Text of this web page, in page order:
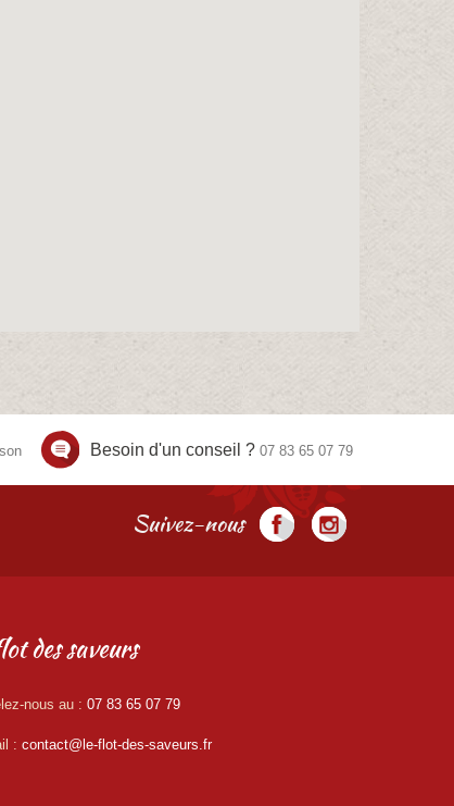
Besoin d'un conseil ? 07 83 65 07 79
Suivez-nous
des saveurs
nous au : 07 83 65 07 79
: contact@le-flot-des-saveurs.fr